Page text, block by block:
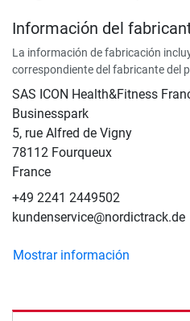
Información del
La información de fabricación
correspondiente del fabricante del
SAS ICON Health&Fitness
Businesspark
5, rue Alfred de Vigny
78112 Fourqueux
France
+49 2241 2449502
kundenservice@nordictrack.de
Mostrar información